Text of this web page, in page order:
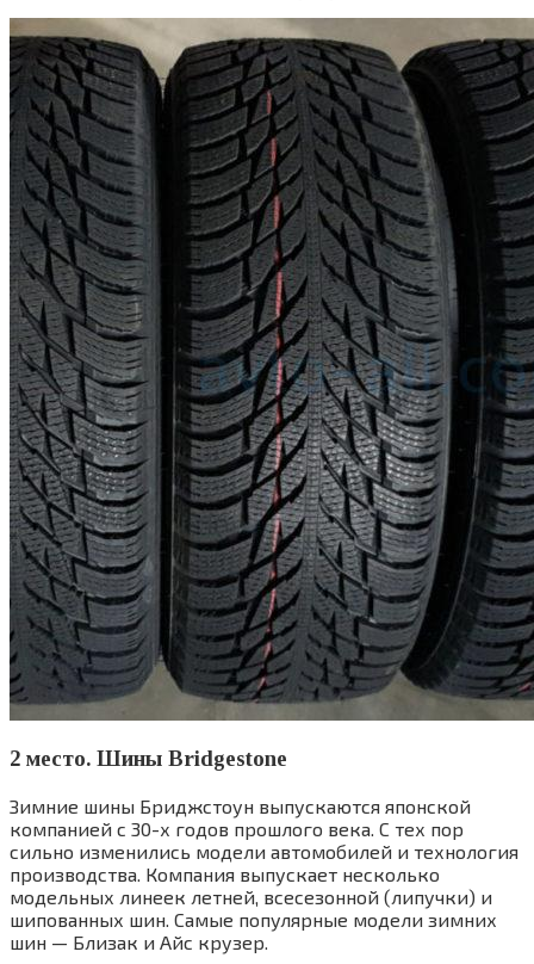
2 место. Шины Bridgestone
Зимние шины Бриджстоун выпускаются японской
компанией с 30-х годов прошлого века. С тех пор
сильно изменились модели автомобилей и технология
производства. Компания выпускает несколько
модельных линеек летней, всесезонной (липучки) и
шипованных шин. Самые популярные модели зимних
шин — Близак и Айс крузер.